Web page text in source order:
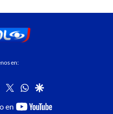
en:
instagram
twitterwhatsapp
google
en
youtube-